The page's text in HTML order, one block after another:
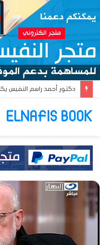
ELNAFIS BOOK